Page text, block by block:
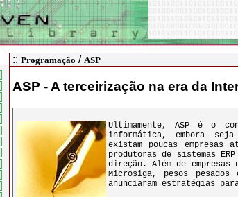
:: Programação / ASP
ASP - A terceirização na era da
Ultimamente, ASP é o
informática, embora
existam poucas empresas
produtoras de sistemas
direção. Além de
Microsiga, pesos pesados
anunciaram estratégias